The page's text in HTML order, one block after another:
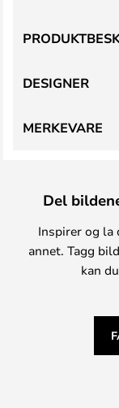
DESIGNER
MERKEVARE
Del
Inspirer og la
annet. Tagg
kan